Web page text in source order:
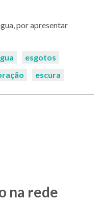
por apresentar
esgotos
escura
na rede